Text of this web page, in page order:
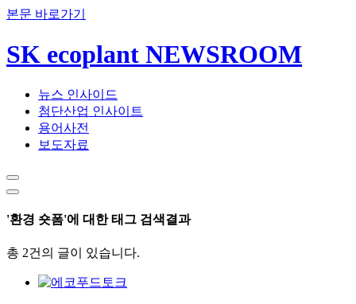
본문 바로가기
SK ecoplant NEWSROOM
뉴스 인사이드
첨단산업 인사이트
용어사전
보도자료
'환경 숏폼'에 대한 태그 검색결과
총 2건의 글이 있습니다.